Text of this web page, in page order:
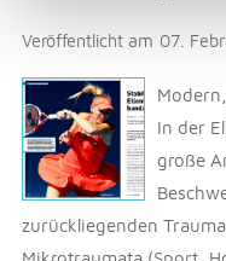
Veröffentlicht am 07.
In der
große
zurückliegenden